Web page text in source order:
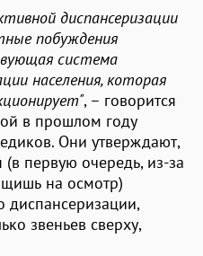
диспансеризации
побуждения
система
населения, которая
, – говорится
в прошлом году
Они утверждают,
первую очередь, из-за
на осмотр)
диспансеризации,
звеньев сверху,